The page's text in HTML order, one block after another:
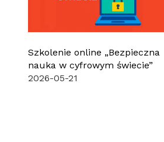
Szkolenie online „Bezpieczna
nauka w cyfrowym świecie”
2026-05-21